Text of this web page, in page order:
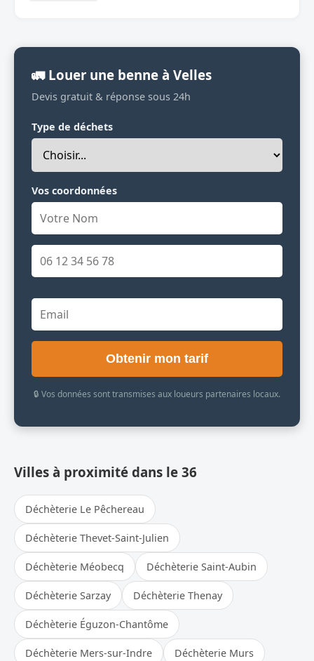
🚛 Louer une benne à Velles
Devis gratuit & réponse sous 24h
Type de déchets
Vos coordonnées
Obtenir mon tarif
🔒 Vos données sont transmises aux loueurs partenaires locaux.
Villes à proximité dans le 36
Déchèterie Le Pêchereau
Déchèterie Thevet-Saint-Julien
Déchèterie Méobecq Déchèterie Saint-Aubin
Déchèterie Sarzay Déchèterie Thenay
Déchèterie Éguzon-Chantôme
Déchèterie Mers-sur-Indre Déchèterie Murs